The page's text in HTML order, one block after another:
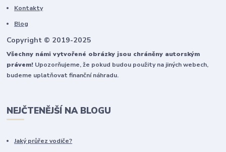
Kontakty
Blog
Copyright © 2019-2025
Všechny námi vytvořené obrázky jsou chráněny autorským
právem! Upozorňujeme, že pokud budou použity na jiných webech,
budeme uplatňovat finanční náhradu.
NEJČTENĚJŠÍ NA BLOGU
Jaký průřez vodiče?